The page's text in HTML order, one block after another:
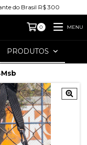
do Brasil R$ 300
0 MENU
PRODUTOS